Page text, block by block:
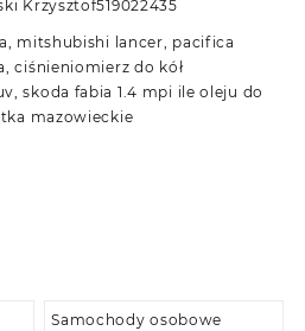
Krzysztof519022435
mitshubishi lancer, pacifica
ciśnieniomierz do kół
skoda fabia 1.4 mpi ile oleju do
mazowieckie
Samochody osobowe